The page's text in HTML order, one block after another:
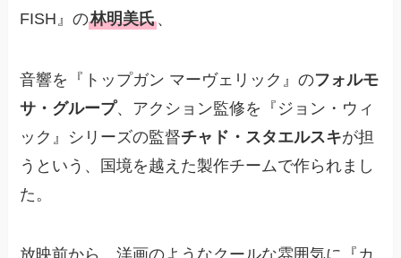
FISH』の林明美氏、
音響を『トップガン マーヴェリック』のフォルモ
サ・グループ、アクション監修を『ジョン・ウィ
ック』シリーズの監督チャド・スタエルスキが担
うという、国境を越えた製作チームで作られまし
た。